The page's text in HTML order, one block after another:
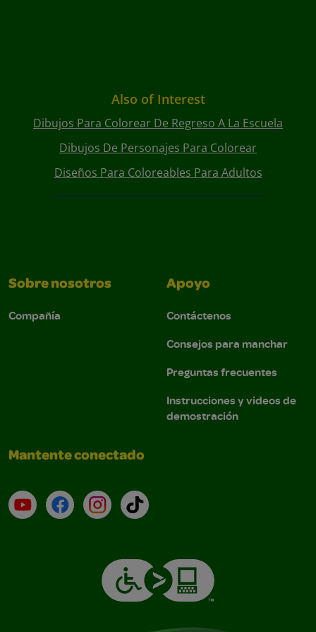
Also of Interest
Dibujos Para Colorear De Regreso A La Escuela
Dibujos De Personajes Para Colorear
Diseños Para Coloreables Para Adultos
Sobre nosotros
Compañía
Apoyo
Contáctenos
Consejos para manchar
Preguntas frecuentes
Instrucciones y videos de
demostración
Mantente conectado
YouTube (en inglés)
Facebook (en inglés)
Instagram (en inglés)
TikTok